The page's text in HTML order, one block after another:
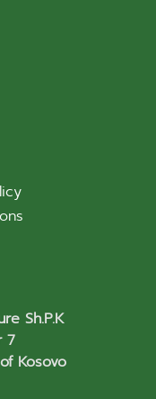
Sh.P.K
7
Kosovo